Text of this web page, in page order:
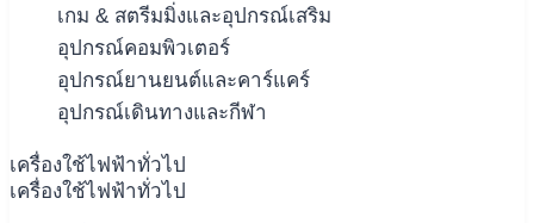
เกม & สตรีมมิ่งและอุปกรณ์เสริม
อุปกรณ์คอมพิวเตอร์
อุปกรณ์ยานยนต์และคาร์แคร์
อุปกรณ์เดินทางและกีฬา
เครื่องใช้ไฟฟ้าทั่วไป
เครื่องใช้ไฟฟ้าทั่วไป